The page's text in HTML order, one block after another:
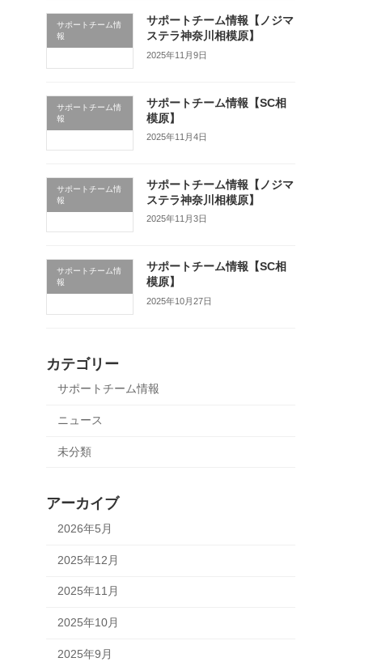
サポートチーム情
報
サポートチーム情報【ノジマ
ステラ神奈川相模原】
2025年11月9日
サポートチーム情
報
サポートチーム情報【SC相
模原】
2025年11月4日
サポートチーム情
報
サポートチーム情報【ノジマ
ステラ神奈川相模原】
2025年11月3日
サポートチーム情
報
サポートチーム情報【SC相
模原】
2025年10月27日
カテゴリー
サポートチーム情報
ニュース
未分類
アーカイブ
2026年5月
2025年12月
2025年11月
2025年10月
2025年9月